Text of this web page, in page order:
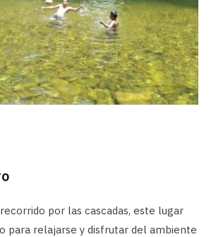
por las cascadas, este lugar
para relajarse y disfrutar del ambiente